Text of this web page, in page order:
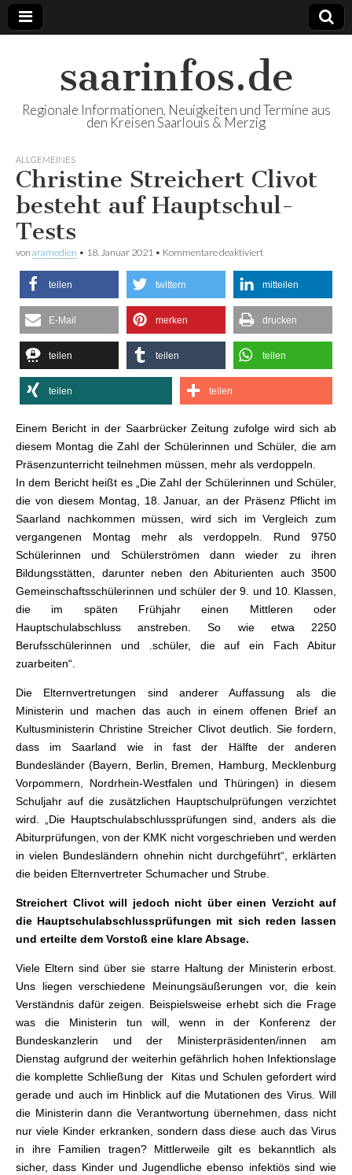
saarinfos.de
Regionale Informationen, Neuigkeiten und Termine aus
den Kreisen Saarlouis & Merzig
ALLGEMEINES
Christine Streichert Clivot
besteht auf Hauptschul-
Tests
von aramedien • 18. Januar 2021 • Kommentare deaktiviert
Hauptschul-Tests
teilen twittern mitteilen
E-Mail merken drucken
teilen teilen teilen
teilen teilen
Einem Bericht in der Saarbrücker Zeitung zufolge wird sich ab
diesem Montag die Zahl der Schülerinnen und Schüler, die am
Präsenzunterricht teilnehmen müssen, mehr als verdoppeln.
In dem Bericht heißt es „Die Zahl der Schülerinnen und Schüler,
die von diesem Montag, 18. Januar, an der Präsenz Pflicht im
Saarland nachkommen müssen, wird sich im Vergleich zum
vergangenen Montag mehr als verdoppeln. Rund 9750
Schülerinnen und Schülerströmen dann wieder zu ihren
Bildungsstätten, darunter neben den Abiturienten auch 3500
Gemeinschaftsschülerinnen und schüler der 9. und 10. Klassen,
die im späten Frühjahr einen Mittleren oder
Hauptschulabschluss anstreben. So wie etwa 2250
Berufsschülerinnen und .schüler, die auf ein Fach Abitur
zuarbeiten“.
Die Elternvertretungen sind anderer Auffassung als die
Ministerin und machen das auch in einem offenen Brief an
Kultusministerin Christine Streicher Clivot deutlich. Sie fordern,
dass im Saarland wie in fast der Hälfte der anderen
Bundesländer (Bayern, Berlin, Bremen, Hamburg, Mecklenburg
Vorpommern, Nordrhein-Westfalen und Thüringen) in diesem
Schuljahr auf die zusätzlichen Hauptschulprüfungen verzichtet
wird. „Die Hauptschulabschlussprüfungen sind, anders als die
Abitur­prüfungen, von der KMK nicht vorgeschrieben und werden
in vielen Bundesländern ohnehin nicht durchgeführt“, erklärten
die beiden Elternvertreter Schumacher und Strube.
Streichert Clivot will jedoch nicht über einen Verzicht auf
die Hauptschulabschlussprüfungen mit sich reden lassen
und erteilte dem Vorstoß eine klare Absage.
Viele Eltern sind über sie starre Haltung der Ministerin erbost.
Uns liegen verschiedene Meinungsäußerungen vor, die kein
Verständnis dafür zeigen. Beispielsweise erhebt sich die Frage
was die Ministerin tun will, wenn in der Konferenz der
Bundeskanzlerin und der Ministerpräsidenten/innen am
Dienstag aufgrund der weiterhin gefährlich hohen Infektionslage
die komplette Schließung der Kitas und Schulen gefordert wird
gerade und auch im Hinblick auf die Mutationen des Virus. Will
die Ministerin dann die Verantwortung übernehmen, dass nicht
nur viele Kinder erkranken, sondern dass diese auch das Virus
in ihre Familien tragen? Mittlerweile gilt es bekanntlich als
sicher, dass Kinder und Jugendliche ebenso infektiös sind wie